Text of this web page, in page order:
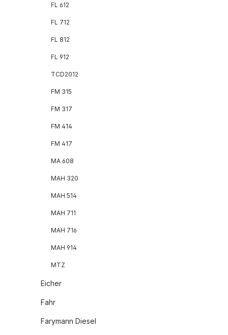
FL 612
FL 712
FL 812
FL 912
TCD2012
FM 315
FM 317
FM 414
FM 417
MA 608
MAH 320
MAH 514
MAH 711
MAH 716
MAH 914
MTZ
Eicher
Fahr
Farymann Diesel